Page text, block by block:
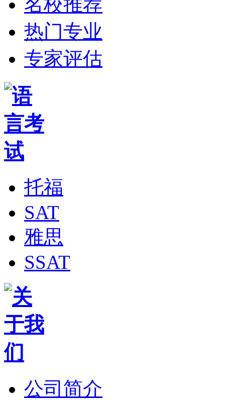
热门专业
专家评估
托福
SAT
雅思
SSAT
公司简介